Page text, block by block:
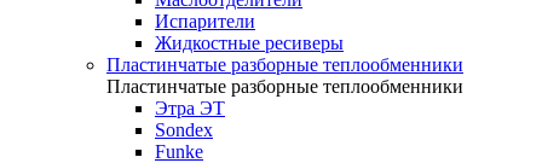
Испарители
Жидкостные ресиверы
Пластинчатые разборные теплообменники
Пластинчатые разборные теплообменники
Этра ЭТ
Sondex
Funke